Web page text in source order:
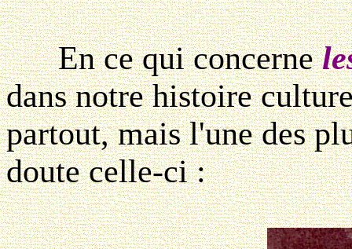
En ce qui concerne
dans notre histoire
partout, mais l'une des
doute celle-ci :